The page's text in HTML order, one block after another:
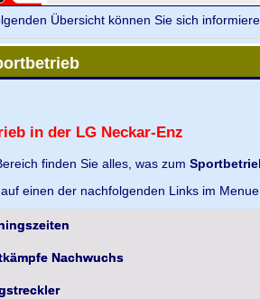
Übersicht können Sie sich
in der LG Neckar-Enz
finden Sie alles, was zum
einen der nachfolgenden Links im
Nachwuchs